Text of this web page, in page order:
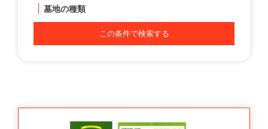
墓地の種類
この条件で検索する